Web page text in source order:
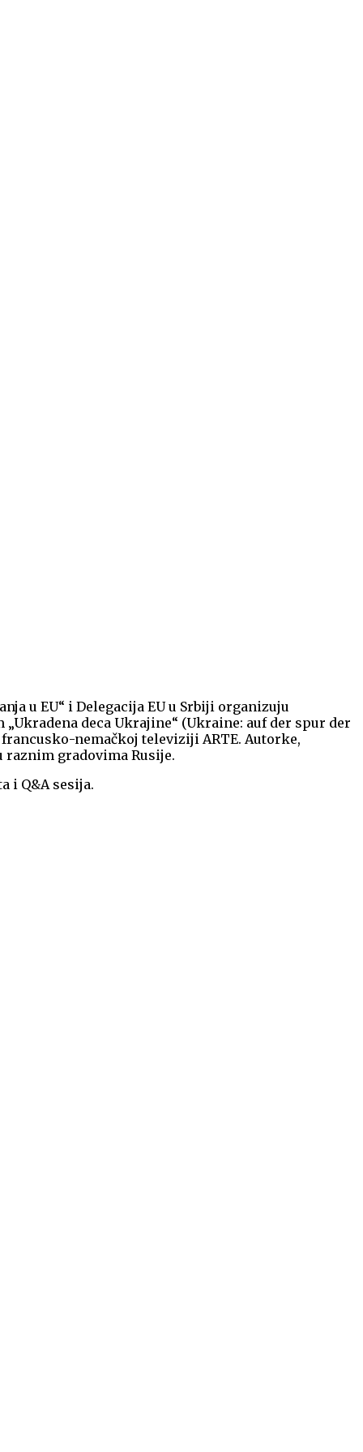
u EU“ i Delegacija EU u Srbiji organizuju
deca Ukrajine“ (Ukraine: auf der spur der
nemačkoj televiziji ARTE. Autorke,
raznim gradovima Rusije.
i Q&A sesija.